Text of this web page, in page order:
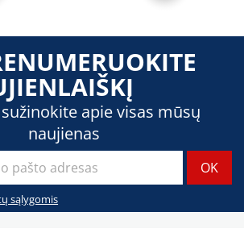
apie visas mūsų
naujienas
sąlygomis